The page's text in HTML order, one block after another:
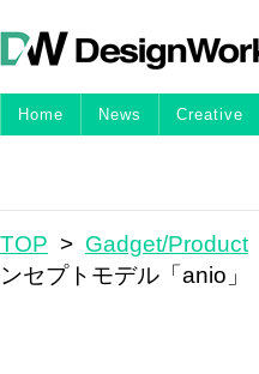
Home News Creative
TOP > Gadget/Product
ンセプトモデル「anio」